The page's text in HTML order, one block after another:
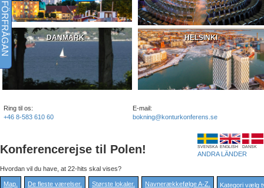
DANMARK HELSINKI
Ring til os:
+46 8-583 610 60
E-mail:
bokning@konturkonferens.se
Konferencerejse til Polen! SVENSKA ENGLISH DANSK
ANDRA LÄNDER
Hvordan vil du have, at 22-hits skal vises?
Map De fleste værelser. Største lokaler. Navnerækkefølge A-Z
FÖRFRÅGAN